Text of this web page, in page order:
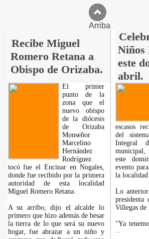
Arriba
Recibe Miguel
Romero Retana a
Obispo de Orizaba.
Niños
este
abril.
El primer
punto de la
zona que el
nuevo obispo
de la diócesis
de Orizaba
Monseñor
Marcelino
Hernández
Rodríguez
tocó fue el Encinar en Nogales,
donde fue recibido por la primera
autoridad de esta localidad
Miguel Romero Retana.
A su arribo, dijo el alcalde lo
primero que hizo además de besar
la tierra de lo que será su nuevo
hogar, fue abrazar a un niño y
escasos
del
Integral
este
evento
la localidad
Lo
presidenta
Villegas de
"Ya